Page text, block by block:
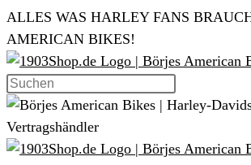
Zum
Inhalt
springen
ALLES WAS HARLEY FANS
AMERICAN BIKES!